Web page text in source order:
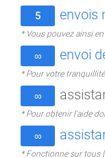
5 envois
* Vous pouvez ainsi
∞ envoi
* Pour votre
∞
* Pour obtenir l'aide
∞
* Fonctionne sur tous